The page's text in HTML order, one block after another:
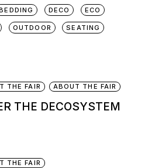
DECO ECO
OUTDOOR SEATING
THE FAIR ABOUT THE FAIR
THE DECOSYSTEM
THE FAIR